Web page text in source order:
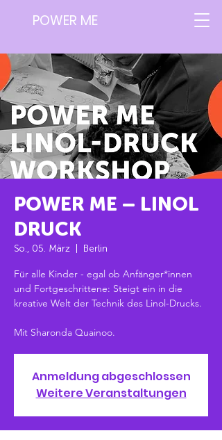
POWER ME
POWER ME – LINOL
DRUCK
So., 05. März Berlin
Für alle Kinder - egal ob Anfänger*innen
und Fortgeschrittene: Steigt ein in die
kreative Welt der Technik des Linol-Drucks.
Mit Sharonda Quainoo.
Anmeldung abgeschlossen
Weitere Veranstaltungen